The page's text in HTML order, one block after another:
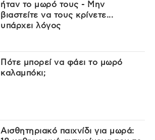
ήταν το μωρό τους - Μην
βιαστείτε να τους κρίνετε...
υπάρχει λόγος
Πότε μπορεί να φάει το μωρό
καλαμπόκι;
Αισθητηριακό παιχνίδι για μωρά: